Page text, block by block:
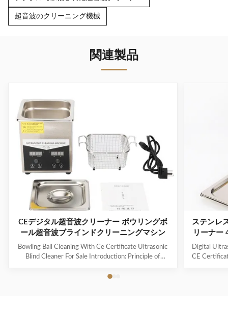
超音波のクリーニング機械
関連製品
CEデジタル超音波クリーナー ボウリングボ
ール超音波ブラインドクリーニングマシン
Bowling Ball Cleaning With Ce Certificate Ultrasonic
Blind Cleaner For Sale Introduction: Principle of
from ultrasonic generator is transformed into high
ステンレ
リーナー
Digital
CE